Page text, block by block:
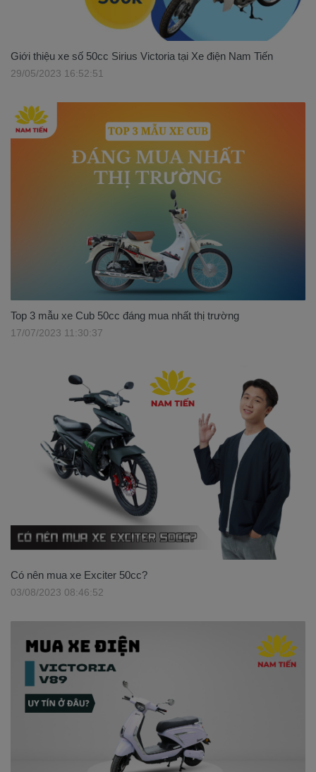
Giới thiệu xe số 50cc Sirius Victoria tại Xe điện Nam Tiến
29/05/2023 16:52:51
Top 3 mẫu xe Cub 50cc đáng mua nhất thị trường
17/07/2023 11:30:37
Có nên mua xe Exciter 50cc?
03/08/2023 08:46:52